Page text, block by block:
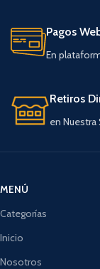
Pagos
En
Retiros
en Nuestra
MENÚ
Categorías
Inicio
Nosotros